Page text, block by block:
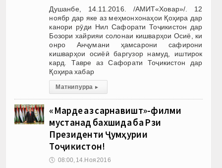
Душанбе, 14.11.2016. /АМИТ«Ховар»/. 12
ноябр дар яке аз меҳмонхонаҳои Қоҳира дар
канори рӯди Нил Сафорати Тоҷикистон дар
Бозори хайрияи солонаи кишварҳои Осиё, ки
онро Анҷумани ҳамсарони сафирони
кишварҳои осиёӣ баргузор намуд, иштирок
кард. Тавре аз Сафорати Тоҷикистон дар
Қоҳира хабар
Матни пурра ▸
«Марде аз сарнавишт»-филми
мустанад бахшида ба Рӯзи
Президенти Ҷумҳурии
Тоҷикистон!
🕔 08:00, 14.Ноя 2016